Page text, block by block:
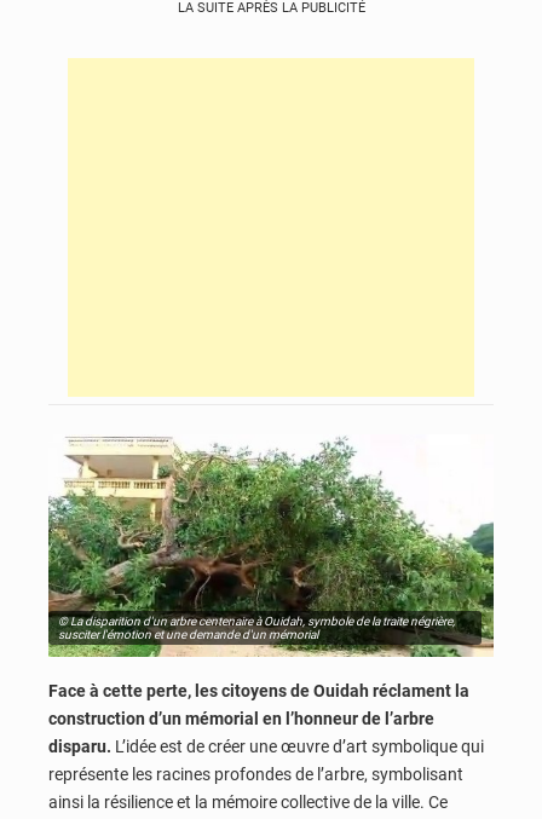
LA SUITE APRÈS LA PUBLICITÉ
© La disparition d'un arbre centenaire à Ouidah, symbole de la traite négrière,
susciter l'émotion et une demande d'un mémorial
Face à cette perte, les citoyens de Ouidah réclament la
construction d’un mémorial en l’honneur de l’arbre
disparu. L’idée est de créer une œuvre d’art symbolique qui
représente les racines profondes de l’arbre, symbolisant
ainsi la résilience et la mémoire collective de la ville. Ce